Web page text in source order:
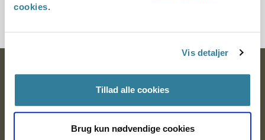
cookies.
Vis detaljer
Tillad alle cookies
Brug kun nødvendige cookies
Side 5: Akterne i sagen
Ankestyrelsen
Nytorv 7, 2. sal